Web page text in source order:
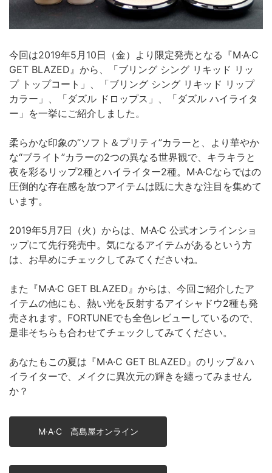
今回は2019年5月10日（金）より限定発売となる『M·A·C
GET BLAZED』から、「ブリング シング リキッド リッ
プ トップコート」、「ブリング シング リキッド リップ
カラー」、「ダズル ドロップス」、「ダズル ハイライタ
ー」を一挙にご紹介しました。
柔らかな印象の“ソフト＆プリティ”カラーと、より華やか
な“ブライト”カラーの2つの異なる世界観で、キラキラと
夜を彩るリップ2種とハイライター2種。M·A·Cならではの
圧倒的な存在感を放つアイテムは既に大きな注目を集めて
います。
2019年5月7日（火）からは、M·A·C 公式オンラインショ
ップにて先行発売中。気になるアイテムがあるという方
は、お早めにチェックしてみてくださいね。
また『M·A·C GET BLAZED』からは、今回ご紹介したア
イテムの他にも、熱い光を反射するアイシャドウ2種も発
売されます。FORTUNEでも全色レビューしているので、
是非そちらも合わせてチェックしてみてください。
あなたもこの夏は『M·A·C GET BLAZED』のリップ＆ハ
イライターで、メイクに異次元の輝きを纏ってみません
か？
M·A·C 高島屋オンライン